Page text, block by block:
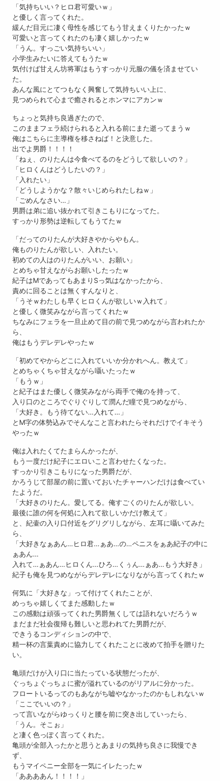
「気持ちいい？ヒロ君可愛いｗ」
と優しく言ってくれた。
緩んだ目元に凄く母性を感じてもう甘えまくりたかったｗ
可愛いと言ってくれたのも凄く嬉しかったｗ
「うん。すっごい気持ちいい」
小学生みたいに答えてもうたｗ
気付けば甘えん坊将軍はもうすっかり元服の儀を済ませてい
た。
あんな風にとてつもなく興奮して気持ちいい上に、
見つめられて心まで癒されるとホンマにアカンｗ
ちょっと気持ち良過ぎたので、
このままフェラ続けられると入れる前にまた逝ってまうｗ
俺はこちらに主導権を移さねば！と決意した。
出でよ男爵！！！！
「ねぇ、のりたんは今食べてるのをどうして欲しいの？」
「ヒロくんはどうしたいの？」
「入れたい」
「どうしようかな？散々いじめられたしねｗ」
「ごめんなさい…」
男爵は弟に追い抜かれて引きこもりになってた。
すっかり形勢は逆転してもうてたｗ
「だってのりたんが大好きやからやもん。
俺ものりたんが欲しい、入れたい。
初めての人はのりたんがいい、お願い」
とめちゃ甘えながらお願いしたったｗ
紀子はMであってもあまりSっ気はなかったから、
責めに回ることは無くすんなりと、
「うそｗわたしも早くヒロくんが欲しいｗ入れて」
と優しく微笑みながら言ってくれたｗ
ちなみにフェラを一旦止めて目の前で見つめながら言われたか
ら、
俺はもうデレデレやったｗ
「初めてやからどこに入れていいか分かれへん。教えて」
とめちゃくちゃ甘えながら囁いたったｗ
「もうｗ」
と紀子はまた優しく微笑みながら両手で俺のを持って、
入り口のところでぐりぐりして潤んだ瞳で見つめながら、
「大好き。もう待てない…入れて…」
とM字の体勢込みでそんなこと言われたらそれだけでイキそう
やったｗ
俺は入れたくてたまらんかったが、
もう一度だけ紀子にエロいこと言わせたくなった。
すっかり引きこもりになった男爵だが、
かろうじて部屋の前に置いておいたチャーハンだけは食べてい
たようだ。
「大好きのりたん。愛してる。俺すごくのりたんが欲しい。
最後に誰の何を何処に入れて欲しいかだけ教えて」
と、紀壷の入り口付近をグリグリしながら、左耳に囁いてみた
ら、
「大好きなぁあん…ヒロ君…ぁあ…の…ペニスをぁあ紀子の中に
ぁあん…
入れて…ぁあん…ヒロくん…ひろ…くぅん…ぁあ…もう大好き」
紀子も俺を見つめながらデレデレになりながら言ってくれたｗ
何気に「大好きな」って付けてくれたことが、
めっちゃ嬉しくてまた感動したｗ
この感動は頑張ってくれた男爵無くしては語れないだろうｗ
まだまだ社会復帰も難しいと思われてた男爵だが、
できうるコンディションの中で、
精一杯の言葉責めに協力してくれたことに改めて拍手を贈りた
い。
亀頭だけが入り口に当たっている状態だったが、
ぐっちょぐっちょに蜜が溢れているのがリアルに分かった。
フロートいるってのもあながち嘘やなかったのかもしれないｗ
「ここでいいの？」
って言いながらゆっくりと腰を前に突き出していったら、
「うん。そこぉ」
と凄く色っぽく言ってくれた。
亀頭が全部入ったかと思うとあまりの気持ち良さに我慢でき
ず、
もうマイペニー全部を一気にイレたったｗ
「ああああん！！！！」